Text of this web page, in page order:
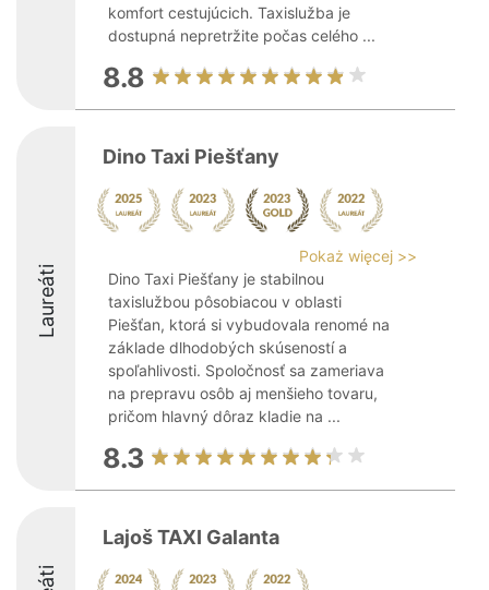
komfort cestujúcich. Taxislužba je
dostupná nepretržite počas celého ...
8.8
Laureáti
Dino Taxi Piešťany
Pokaż więcej >>
Dino Taxi Piešťany je stabilnou
taxislužbou pôsobiacou v oblasti
Piešťan, ktorá si vybudovala renomé na
základe dlhodobých skúseností a
spoľahlivosti. Spoločnosť sa zameriava
na prepravu osôb aj menšieho tovaru,
pričom hlavný dôraz kladie na ...
8.3
Lajoš TAXI Galanta